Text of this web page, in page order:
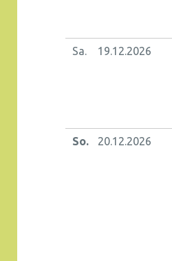
Sa. 19.12.2026
So. 20.12.2026